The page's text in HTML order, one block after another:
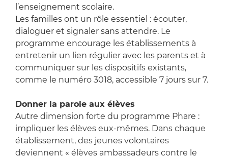
l’enseignement scolaire.
Les familles ont un rôle essentiel : écouter,
dialoguer et signaler sans attendre. Le
programme encourage les établissements à
entretenir un lien régulier avec les parents et à
communiquer sur les dispositifs existants,
comme le numéro 3018, accessible 7 jours sur 7.
Donner la parole aux élèves
Autre dimension forte du programme Phare :
impliquer les élèves eux-mêmes. Dans chaque
établissement, des jeunes volontaires
deviennent « élèves ambassadeurs contre le